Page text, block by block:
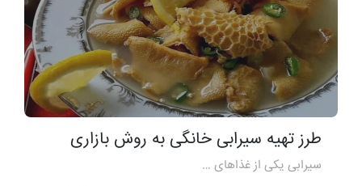
طرز تهیه سیرابی خانگی به روش بازاری
سیرابی یکی از غذاهای …